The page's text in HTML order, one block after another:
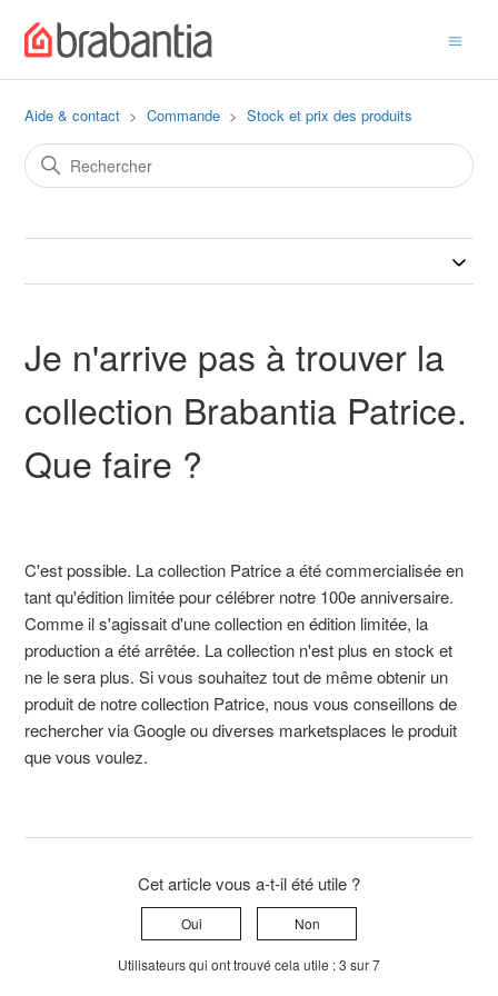
Aide & contact Commande Stock et prix des produits
Je n'arrive pas à trouver la
collection Brabantia Patrice.
Que faire ?
C'est possible. La collection Patrice a été commercialisée en
tant qu'édition limitée pour célébrer notre 100e anniversaire.
Comme il s'agissait d'une collection en édition limitée, la
production a été arrêtée. La collection n'est plus en stock et
ne le sera plus. Si vous souhaitez tout de même obtenir un
produit de notre collection Patrice, nous vous conseillons de
rechercher via Google ou diverses marketsplaces le produit
que vous voulez.
Cet article vous a-t-il été utile ?
Oui Non
Utilisateurs qui ont trouvé cela utile : 3 sur 7